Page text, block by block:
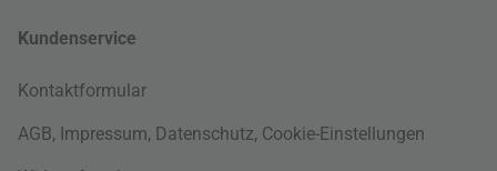
Kundenservice
Kontaktformular
AGB, Impressum, Datenschutz, Cookie-Einstellungen